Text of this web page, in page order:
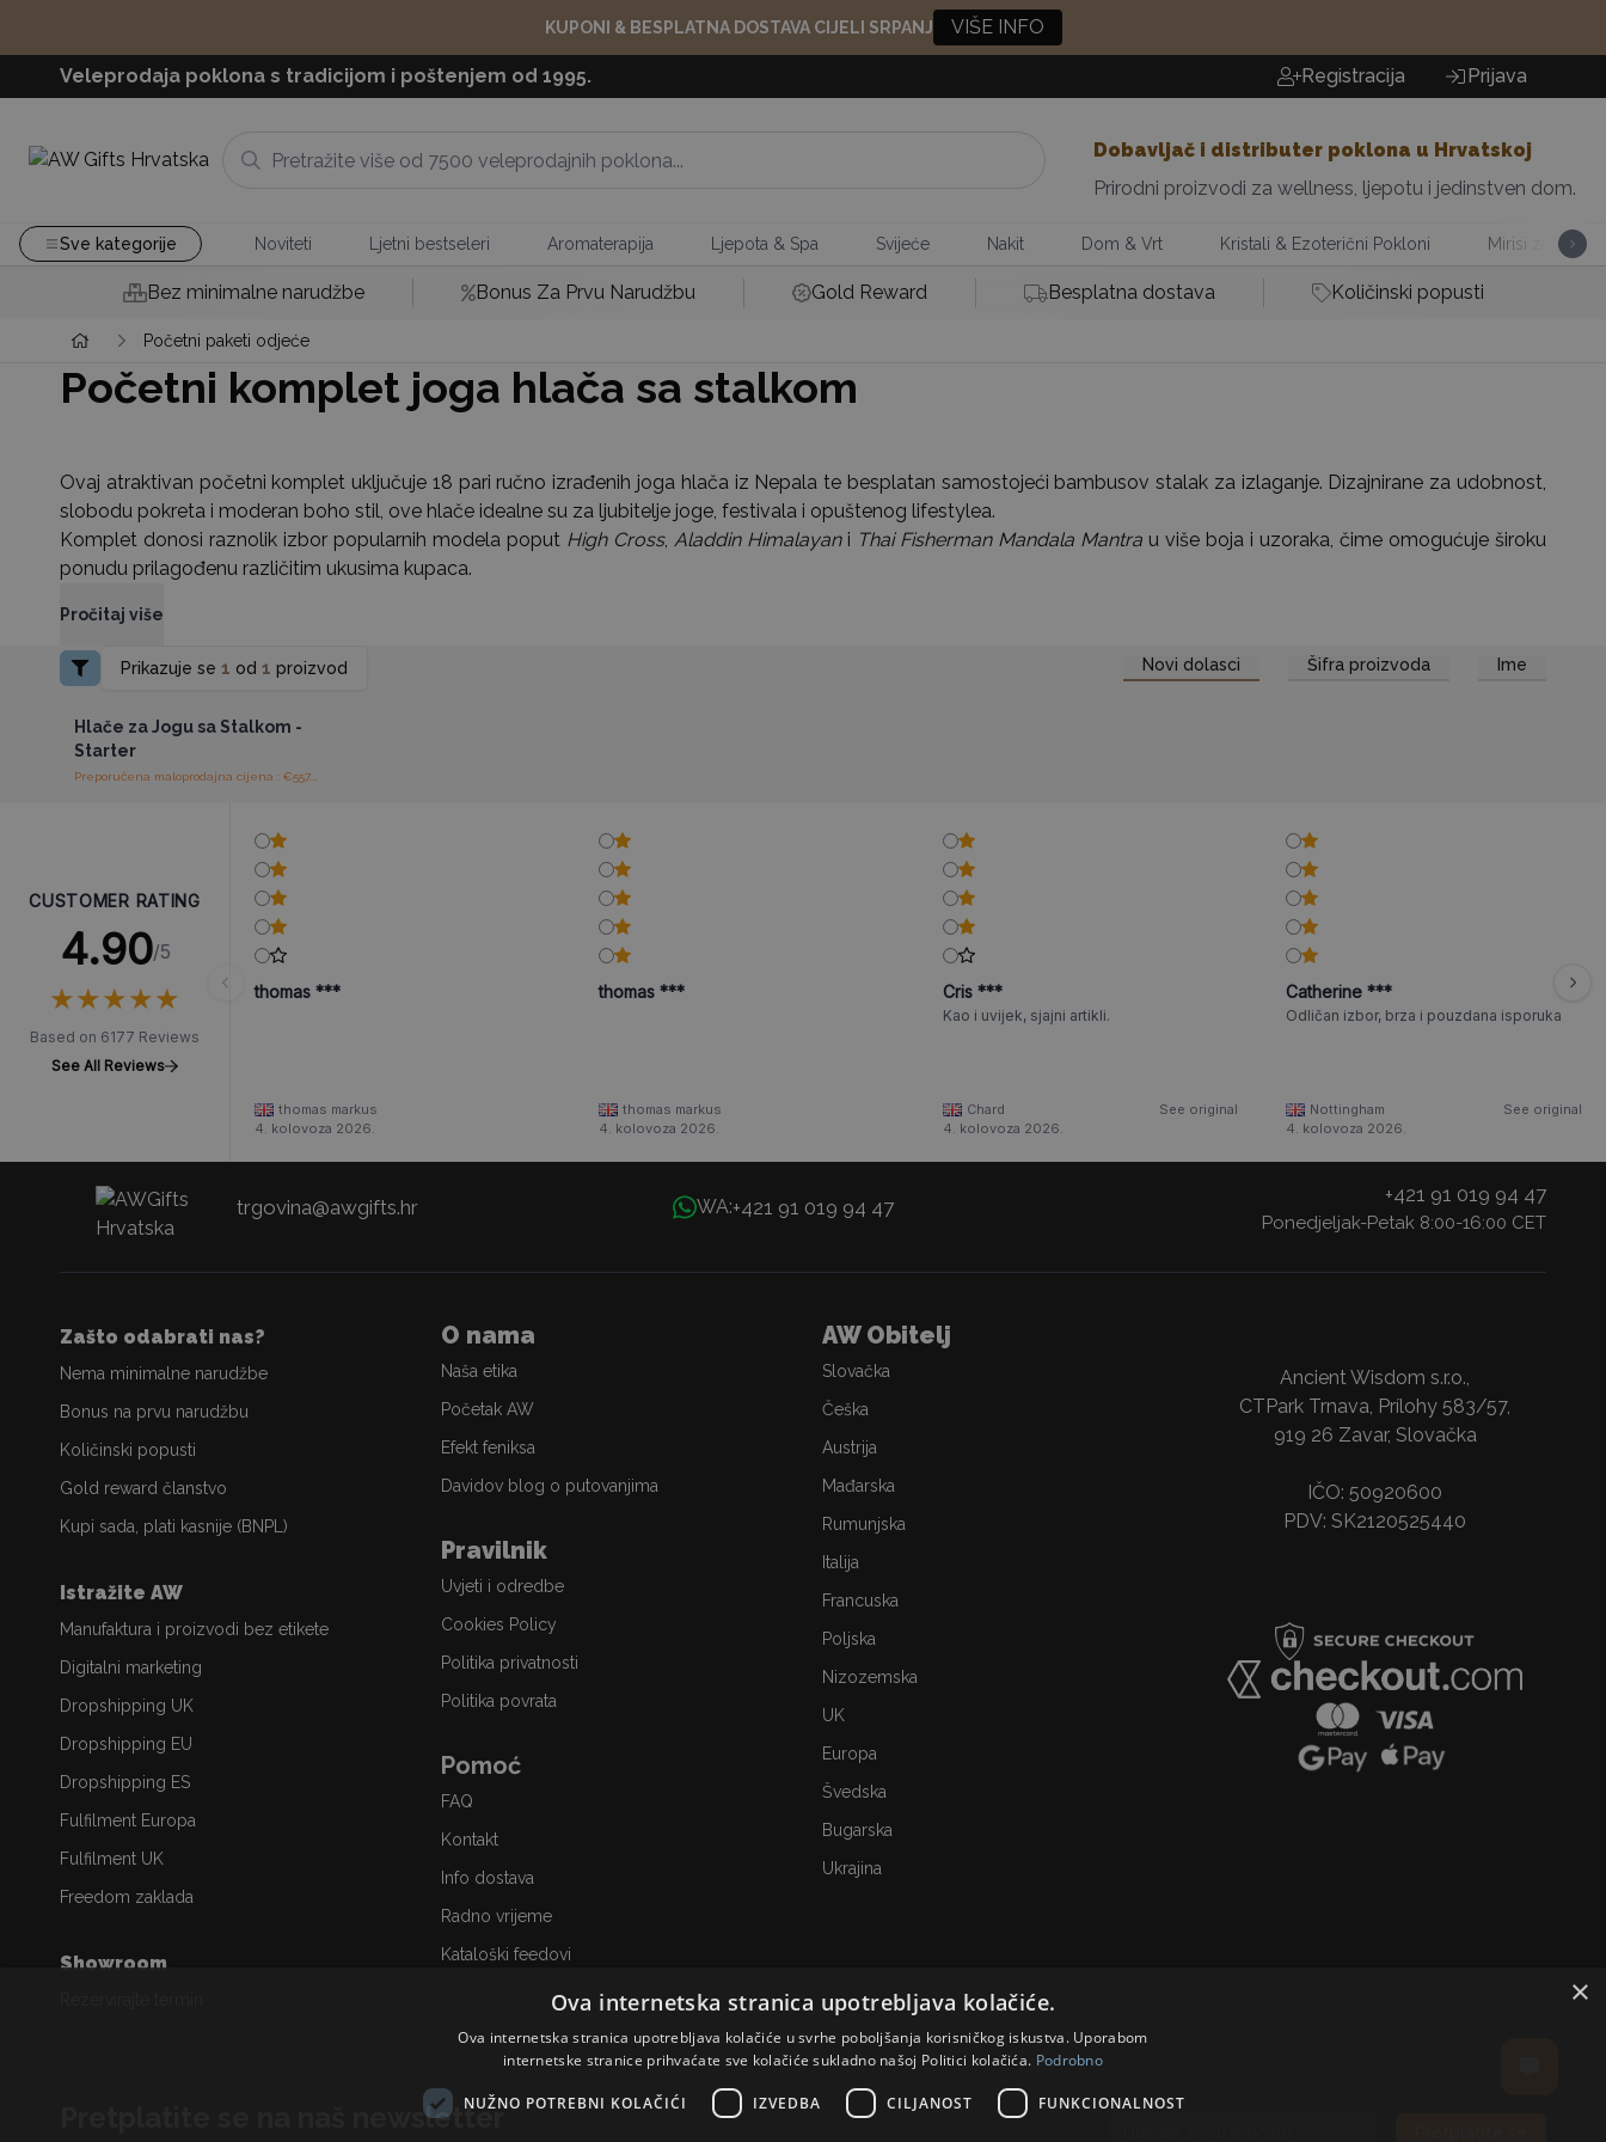
KUPONI & BESPLATNA DOSTAVA CIJELI SRPANJ VIŠE INFO
Veleprodaja poklona s tradicijom i poštenjem od 1995. Registracija Prijava
Dobavljač i distributer poklona u Hrvatskoj
Prirodni proizvodi za wellness, ljepotu i jedinstven dom.
Sve kategorije Noviteti Ljetni bestseleri Aromaterapija Ljepota & Spa Svijeće Nakit Dom & Vrt Kristali & Ezoterični Pokloni Mirisi za Dom
Bez minimalne narudžbe Bonus Za Prvu Narudžbu Gold Reward Besplatna dostava Količinski popusti
Početni paketi odjeće
Početni komplet joga hlača sa stalkom
Ovaj atraktivan početni komplet uključuje 18 pari ručno izrađenih joga hlača iz Nepala te besplatan samostojeći bambusov stalak za izlaganje. Dizajnirane za udobnost,
slobodu pokreta i moderan boho stil, ove hlače idealne su za ljubitelje joge, festivala i opuštenog lifestylea.
Komplet donosi raznolik izbor popularnih modela poput High Cross, Aladdin Himalayani Thai Fisherman Mandala Mantra u više boja i uzoraka, čime omogućuje široku
ponudu prilagođenu različitim ukusima kupaca.
Pročitaj više
Prikazuje se 1 od 1 proizvod Novi dolasci Šifra proizvoda Ime
Pristup veleprodajnim
cijenama
Hlače za Jogu sa Stalkom -
Starter
CUSTOMER RATING
4.90/5
★★★★★
★★★★★
Based on 6177 Reviews
See All Reviews
thomas ***
thomas markus
4. kolovoza 2026.
thomas ***
thomas markus
4. kolovoza 2026.
Cris ***
Kao i uvijek, sjajni artikli.
Chard
See original
4. kolovoza 2026.
Catherine ***
Odličan izbor, brza i pouzdana isporuka
Nottingham
See original
4. kolovoza 2026.
trgovina@awgifts.hr WA:+421 91 019 94 47
+421 91 019 94 47
Ponedjeljak-Petak 8:00-16:00 CET
Zašto odabrati nas?
Nema minimalne narudžbe
Bonus na prvu narudžbu
Količinski popusti
Gold reward članstvo
Kupi sada, plati kasnije (BNPL)
Istražite AW
Manufaktura i proizvodi bez etikete
Digitalni marketing
Dropshipping UK
Dropshipping EU
Dropshipping ES
Fulfilment Europa
Fulfilment UK
Freedom zaklada
Showroom
O nama
Naša etika
Početak AW
Efekt feniksa
Davidov blog o putovanjima
Pravilnik
Uvjeti i odredbe
Cookies Policy
Politika privatnosti
Politika povrata
Pomoć
FAQ
Kontakt
Info dostava
Radno vrijeme
Kataloški feedovi
AW Obitelj
Slovačka
Češka
Austrija
Mađarska
Rumunjska
Italija
Francuska
Poljska
Nizozemska
UK
Europa
Švedska
Bugarska
Ukrajina
Ancient Wisdom s.r.o.,
CTPark Trnava, Prílohy 583/57,
919 26 Zavar, Slovačka
IČO: 50920600
PDV: SK2120525440
Pretplatite se na naš newsletter
×
Ova internetska stranica upotrebljava kolačiće.
Ova internetska stranica upotrebljava kolačiće u svrhe poboljšanja korisničkog iskustva. Uporabom
internetske stranice prihvaćate sve kolačiće sukladno našoj Politici kolačića. Podrobno
NUŽNO POTREBNI KOLAČIĆI IZVEDBA CILJANOST FUNKCIONALNOST